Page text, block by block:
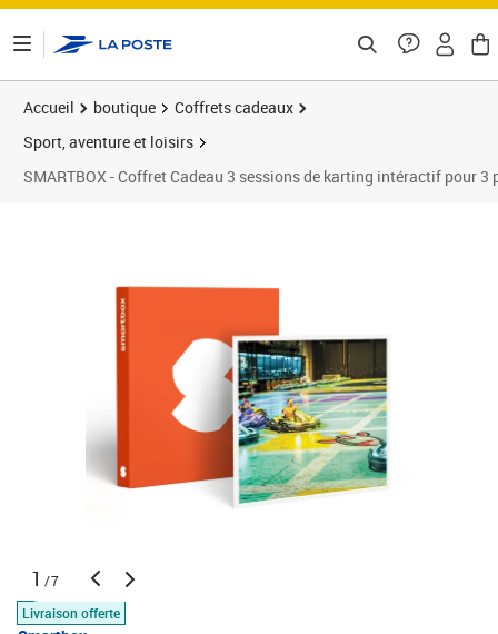
Accueil boutique
Coffrets cadeaux
Sport, aventure et loisirs
SMARTBOX - Coffret Cadeau 3 sessions de karting intéractif pour 3
1 /7
Livraison offerte